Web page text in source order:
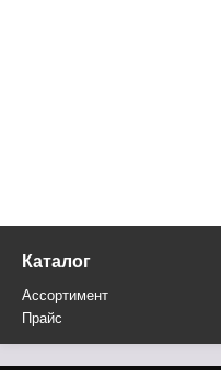
Каталог
Ассортимент
Прайс